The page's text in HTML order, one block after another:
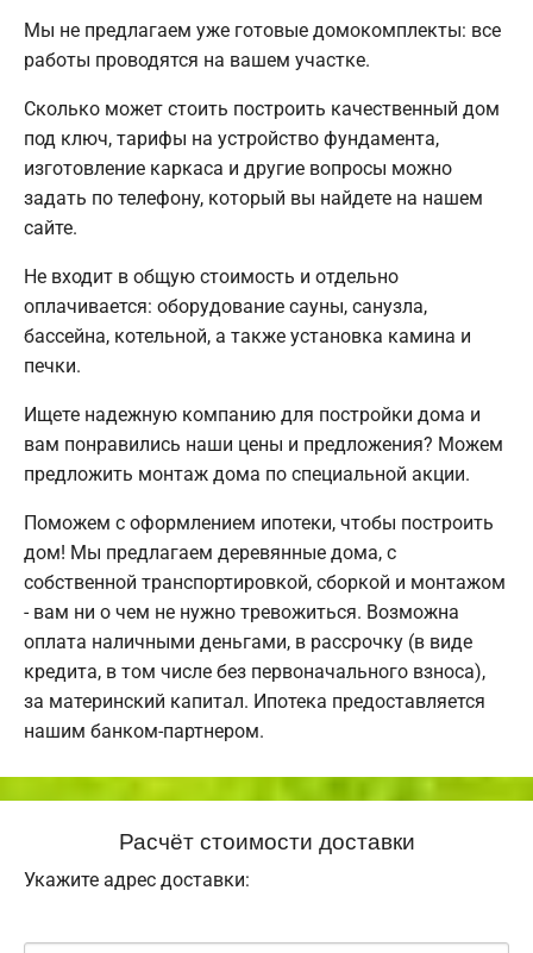
Мы не предлагаем уже готовые домокомплекты: все
работы проводятся на вашем участке.
Сколько может стоить построить качественный дом
под ключ, тарифы на устройство фундамента,
изготовление каркаса и другие вопросы можно
задать по телефону, который вы найдете на нашем
сайте.
Не входит в общую стоимость и отдельно
оплачивается: оборудование сауны, санузла,
бассейна, котельной, а также установка камина и
печки.
Ищете надежную компанию для постройки дома и
вам понравились наши цены и предложения? Можем
предложить монтаж дома по специальной акции.
Поможем с оформлением ипотеки, чтобы построить
дом! Мы предлагаем деревянные дома, с
собственной транспортировкой, сборкой и монтажом
- вам ни о чем не нужно тревожиться. Возможна
оплата наличными деньгами, в рассрочку (в виде
кредита, в том числе без первоначального взноса),
за материнский капитал. Ипотека предоставляется
нашим банком-партнером.
Расчёт стоимости доставки
Укажите адрес доставки: